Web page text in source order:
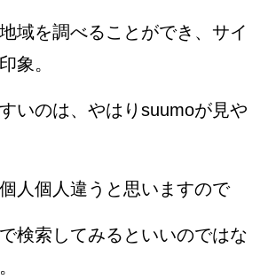
域を調べることができ、サイ
象。
いのは、やはりsuumoが見や
人個人違うと思いますので
検索してみるといいのではな